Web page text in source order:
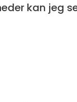
kan jeg